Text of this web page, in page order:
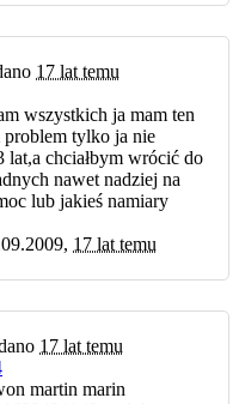
17 lat temu
wszystkich ja mam ten
problem tylko ja nie
lat,a chciałbym wrócić do
nawet nadziej na
lub jakieś namiary
17 lat temu
17 lat temu
martin marin